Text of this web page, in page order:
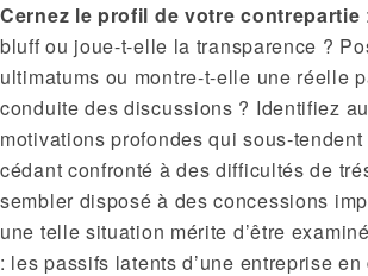
Cernez le profil de votre contrepartie
bluff ou joue-t-elle la transparence ?
ultimatums ou montre-t-elle une réelle
conduite des discussions ? Identifiez
motivations profondes qui sous-
cédant confronté à des difficultés de
sembler disposé à des concessions
une telle situation mérite d’être
: les passifs latents d’une entreprise